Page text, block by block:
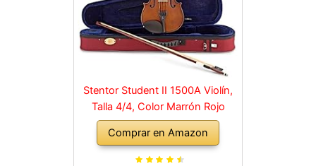
Stentor Student II 1500A Violín,
Talla 4/4, Color Marrón Rojo
Comprar en Amazon